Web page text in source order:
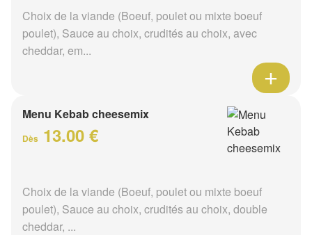
Choix de la viande (Boeuf, poulet ou mixte boeuf
poulet), Sauce au choix, crudités au choix, avec
cheddar, em...
Menu Kebab cheesemix
Dès 13.00 €
Choix de la viande (Boeuf, poulet ou mixte boeuf
poulet), Sauce au choix, crudités au choix, double
cheddar, ...